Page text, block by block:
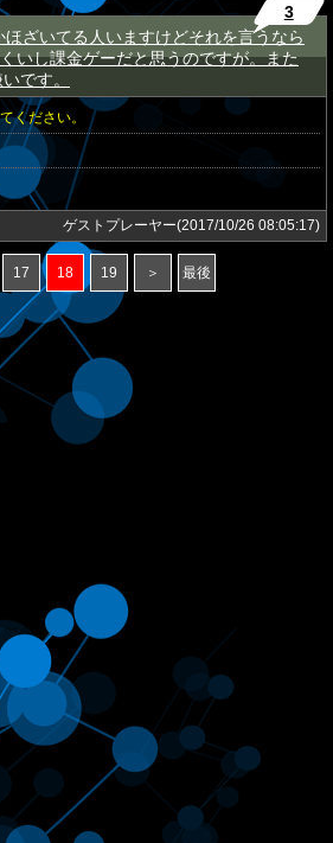
ざいてる人いますけどそれを言うなら
いし課金ゲーだと思うのですが。また
です。
3
ください。
ゲストプレーヤー(2017/10/26 08:05:17)
17 18 19 ＞ 最後